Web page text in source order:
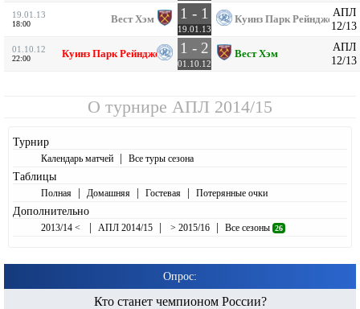
19.01.13
18:00 Вест Хэм 1 - 1
19.01.13
Куинз Парк Рейнджерс
АПЛ
12/13
01.10.12
22:00 Куинз Парк Рейнджерс 1 - 2
01.10.12
Вест Хэм
АПЛ
12/13
О турнире АПЛ 2014/15
Турнир
Календарь матчей | Все туры сезона
Таблицы
Полная | Домашняя | Гостевая | Потерянные очки
Дополнительно
2013/14 < | АПЛ 2014/15 | > 2015/16 | Все сезоны 26
Опрос:
Кто станет чемпионом России?